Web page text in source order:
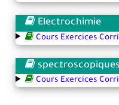
Electrochimie
Cours Exercices
Cours Exercices